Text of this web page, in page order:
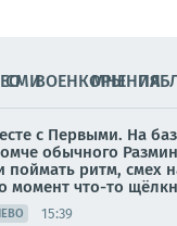
СМИВОЕНКОРЫМНЕНИЯ
с Первыми. На
обычного
поймать ритм, смех
момент что-то
15:39